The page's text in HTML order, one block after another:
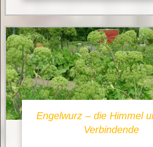
Engelwurz – die Himmel
Verbindende